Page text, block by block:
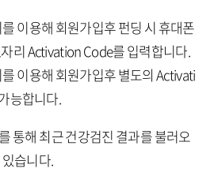
이용해 회원가입후 펀딩 시 휴대폰
리 Activation Code를 입력합니다.
이용해 회원가입후 별도의 Activati
능합니다.
통해 최근 건강검진 결과를 불러오
습니다.